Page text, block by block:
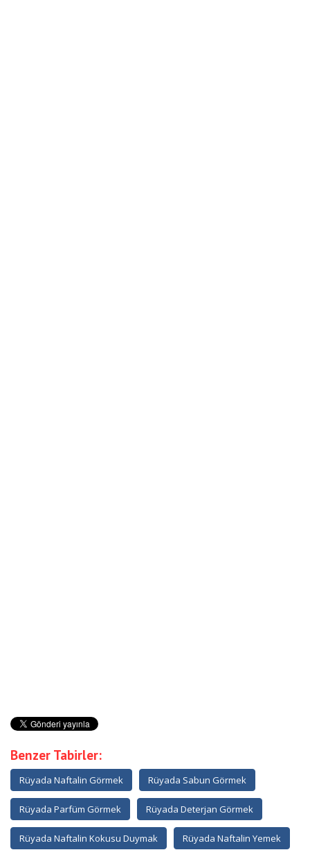
Benzer Tabirler:
Rüyada Naftalin Görmek Rüyada Sabun Görmek
Rüyada Parfüm Görmek Rüyada Deterjan Görmek
Rüyada Naftalin Kokusu Duymak Rüyada Naftalin Yemek